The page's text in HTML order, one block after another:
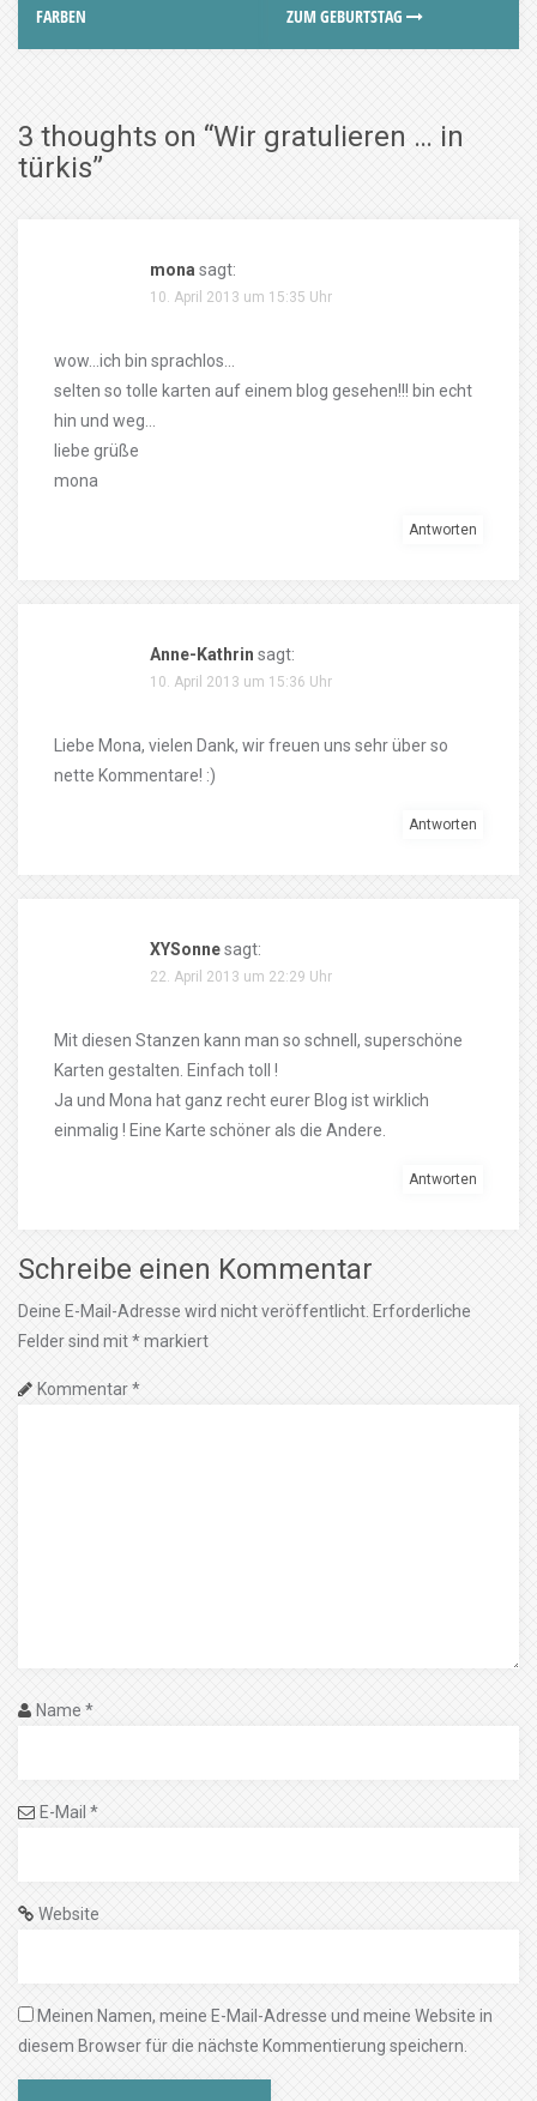
FARBEN
ZUM GEBURTSTAG
3 thoughts on “Wir gratulieren … in
türkis”
mona sagt:
10. April 2013 um 15:35 Uhr
wow…ich bin sprachlos…
selten so tolle karten auf einem blog gesehen!!! bin echt
hin und weg…
liebe grüße
mona
Antworten
Anne-Kathrin sagt:
10. April 2013 um 15:36 Uhr
Liebe Mona, vielen Dank, wir freuen uns sehr über so
nette Kommentare! :)
Antworten
XYSonnesagt:
22. April 2013 um 22:29 Uhr
Mit diesen Stanzen kann man so schnell, superschöne
Karten gestalten. Einfach toll !
Ja und Mona hat ganz recht eurer Blog ist wirklich
einmalig ! Eine Karte schöner als die Andere.
Antworten
Schreibe einen Kommentar
Deine E-Mail-Adresse wird nicht veröffentlicht. Erforderliche
Felder sind mit*markiert
Kommentar*
Name *
E-Mail *
Website
Meinen Namen, meine E-Mail-Adresse und meine Website in
diesem Browser für die nächste Kommentierung speichern.